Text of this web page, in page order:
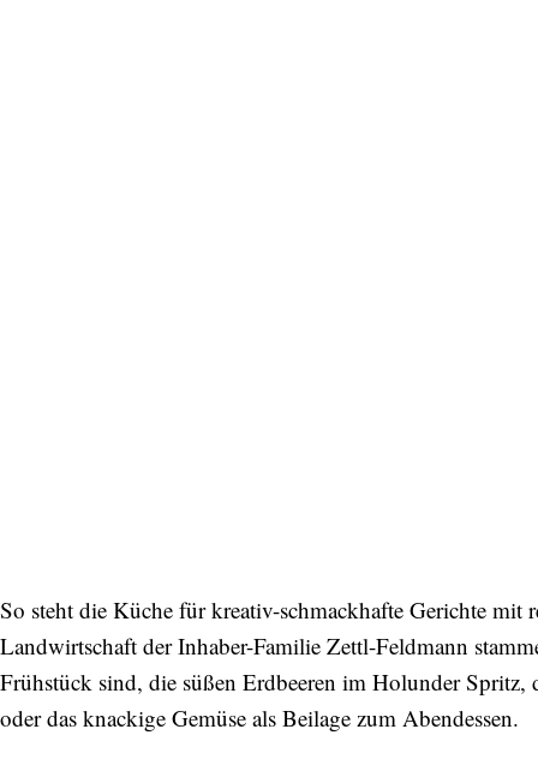
So steht die Küche für kreativ-schmackhafte Gerichte mit
Landwirtschaft der Inhaber-Familie Zettl-Feldmann
Frühstück sind, die süßen Erdbeeren im Holunder
oder das knackige Gemüse als Beilage zum Abendessen.